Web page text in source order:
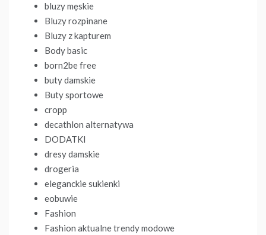
bluzy męskie
Bluzy rozpinane
Bluzy z kapturem
Body basic
born2be free
buty damskie
Buty sportowe
cropp
decathlon alternatywa
DODATKI
dresy damskie
drogeria
eleganckie sukienki
eobuwie
Fashion
Fashion aktualne trendy modowe